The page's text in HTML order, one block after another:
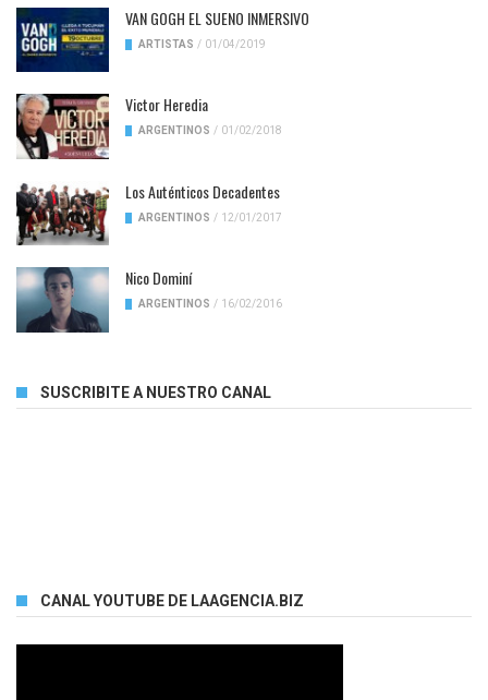
VAN GOGH EL SUENO INMERSIVO
ARTISTAS / 01/04/2019
Victor Heredia
ARGENTINOS / 01/02/2018
Los Auténticos Decadentes
ARGENTINOS / 12/01/2017
Nico Dominí
ARGENTINOS / 16/02/2016
SUSCRIBITE A NUESTRO CANAL
CANAL YOUTUBE DE LAAGENCIA.BIZ